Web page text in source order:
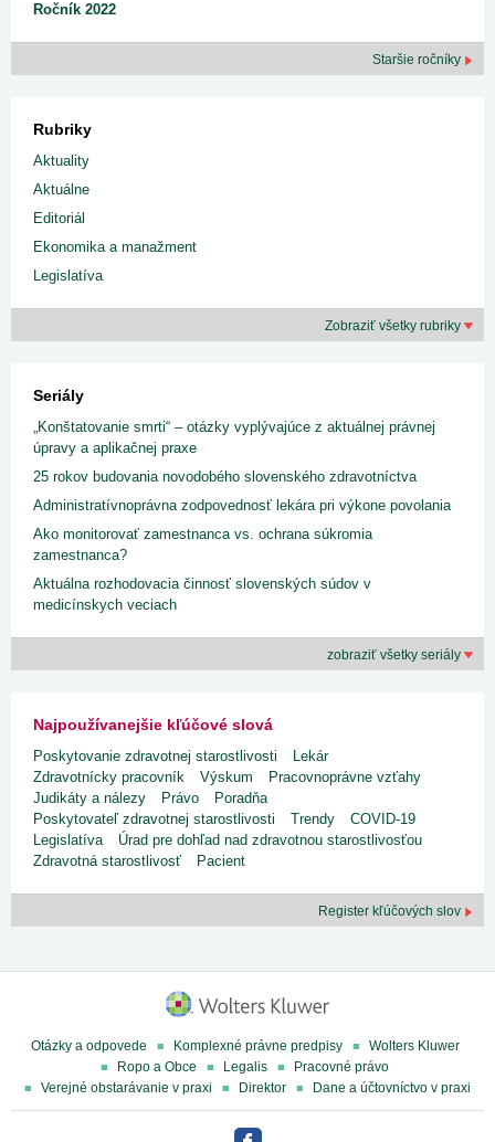
Ročník 2022
Staršie ročníky
Rubriky
Aktuality
Aktuálne
Editoriál
Ekonomika a manažment
Legislatíva
Zobraziť všetky rubriky
Seriály
„Konštatovanie smrti“ – otázky vyplývajúce z aktuálnej právnej
úpravy a aplikačnej praxe
25 rokov budovania novodobého slovenského zdravotníctva
Administratívnoprávna zodpovednosť lekára pri výkone povolania
Ako monitorovať zamestnanca vs. ochrana súkromia
zamestnanca?
Aktuálna rozhodovacia činnosť slovenských súdov v
medicínskych veciach
zobraziť všetky seriály
Najpoužívanejšie kľúčové slová
Poskytovanie zdravotnej starostlivosti
Lekár
Zdravotnícky pracovník
Výskum
Pracovnoprávne vzťahy
Judikáty a nálezy
Právo
Poradňa
Poskytovateľ zdravotnej starostlivosti
Trendy
COVID-19
Legislatíva
Úrad pre dohľad nad zdravotnou starostlivosťou
Zdravotná starostlivosť
Pacient
Register kľúčových slov
Otázky a odpovede Komplexné právne predpisy
Wolters Kluwer
Ropo a Obce
Legalis
Pracovné právo
Verejné obstarávanie v praxi
Direktor Dane a účtovníctvo v praxi